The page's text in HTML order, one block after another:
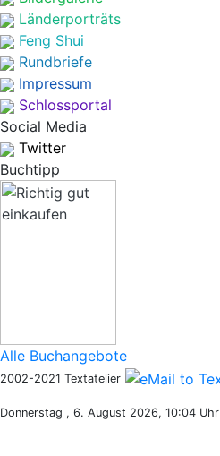
Länderporträts
Feng Shui
Rundbriefe
Impressum
Schlossportal
Social Media
Twitter
Buchtipp
Alle Buchangebote
2002-2021 Textatelier
Donnerstag , 6. August 2026, 10:04 Uhr